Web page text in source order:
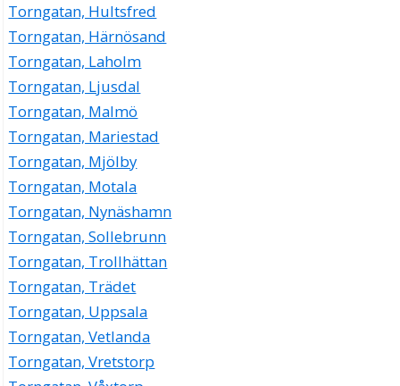
Torngatan, Hultsfred
Torngatan, Härnösand
Torngatan, Laholm
Torngatan, Ljusdal
Torngatan, Malmö
Torngatan, Mariestad
Torngatan, Mjölby
Torngatan, Motala
Torngatan, Nynäshamn
Torngatan, Sollebrunn
Torngatan, Trollhättan
Torngatan, Trädet
Torngatan, Uppsala
Torngatan, Vetlanda
Torngatan, Vretstorp